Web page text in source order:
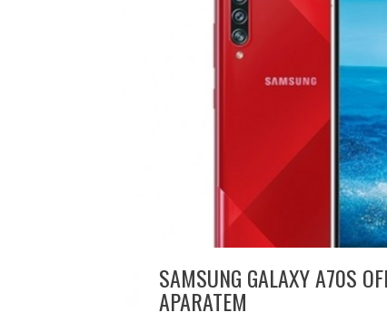
SAMSUNG GALAXY A70S
APARATEM